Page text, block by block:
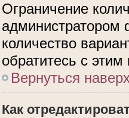
Ограничение
количество
обратитесь с
Вернуться
Как